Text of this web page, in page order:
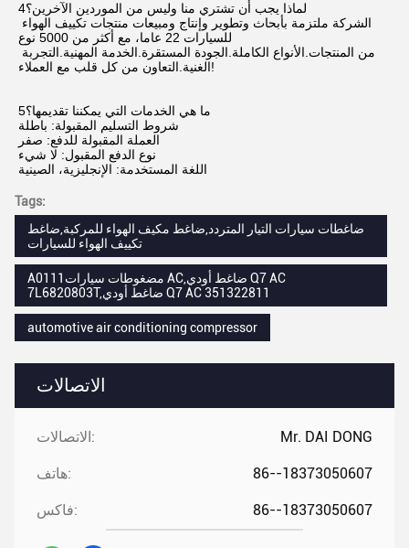
الاتصالات
الاتصالات: Mr. DAI DONG
هاتف: 86--18373050607
فاكس: 86--18373050607
4لماذا يجب أن تشتري منا وليس من الموردين الآخرين؟
للسيارات 22 عاما، مع أكثر من 5000 نوع
الغنية.التعاون من كل قلب مع العملاء!
5ما هي الخدمات التي يمكننا تقديمها؟
شروط التسليم المقبولة: باطلة
العملة المقبولة للدفع: صفر
نوع الدفع المقبول: لا شيء
اللغة المستخدمة: الإنجليزية، الصينية
Tags:
ضاغطات سيارات التيار المتردد,ضاغط مكيف الهواء للمركبة,ضاغط
تكييف الهواء للسيارات
A0111مضغوطات سيارات AC,ضاغط أودي Q7 AC
7L6820803T,ضاغط أودي Q7 AC 351322811
automotive air conditioning compressor